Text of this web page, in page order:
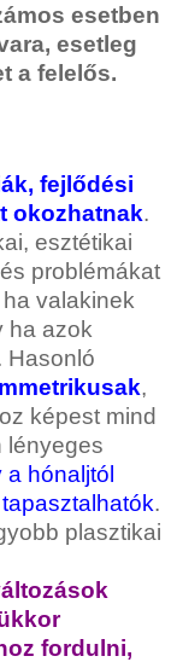
esetben
esetleg
a felelős.
fejlődési
okozhatnak.
esztétikai
problémákat
valakinek
ha azok
Hasonló
,
képest mind
lényeges
a hónaljtól
.
plasztikai
fordulni,